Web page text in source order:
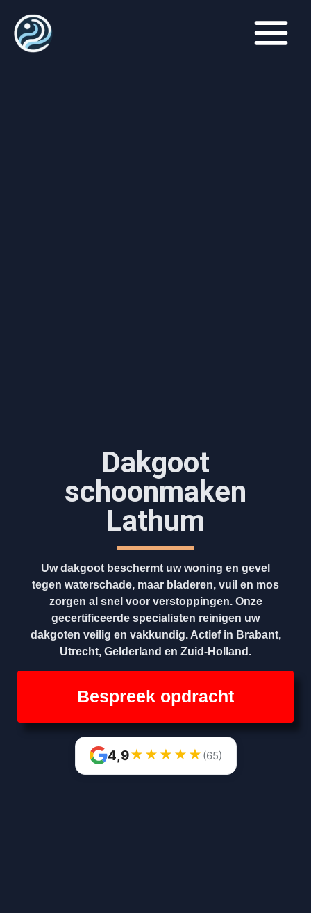
Dakgoot
schoonmaken​
Lathum
Uw dakgoot beschermt uw woning en gevel
tegen waterschade, maar bladeren, vuil en mos
zorgen al snel voor verstoppingen. Onze
gecertificeerde specialisten reinigen uw
dakgoten veilig en vakkundig. Actief in Brabant,
Utrecht, Gelderland en Zuid-Holland.
Bespreek opdracht
4,9★ ★ ★ ★ ★ (65)